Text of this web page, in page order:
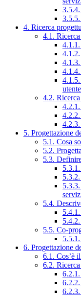
4. Ricerca
4.1.
utente
4.2.
5. Progettazione
5.1. Cosa
5.2.
5.3.
5.4.
5.5. Co-
6. Progettazione
6.1. Cos’è
6.2.